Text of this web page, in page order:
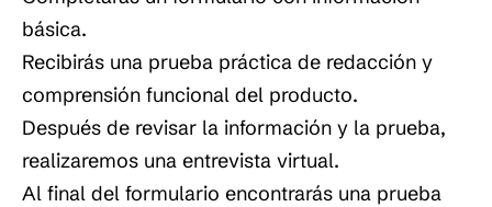
básica.
Recibirás una prueba práctica de redacción y
comprensión funcional del producto.
Después de revisar la información y la prueba,
realizaremos una entrevista virtual.
Al final del formulario encontrarás una prueba